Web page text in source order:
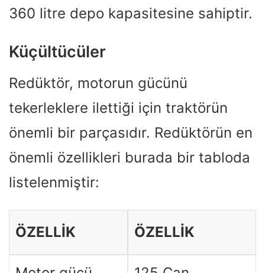
360 ​​litre depo kapasitesine sahiptir.
Küçültücüler
Redüktör, motorun gücünü
tekerleklere ilettiği için traktörün
önemli bir parçasıdır. Redüktörün en
önemli özellikleri burada bir tabloda
listelenmiştir:
ÖZELLIK ÖZELLIK